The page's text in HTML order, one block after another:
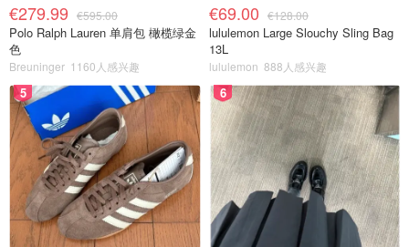
€279.99 €595.00
Polo Ralph Lauren 单肩包 橄榄绿金
色
Breuninger 1160人感兴趣
€69.00 €128.00
lululemon Large Slouchy Sling Bag
13L
lululemon 888人感兴趣
5 6